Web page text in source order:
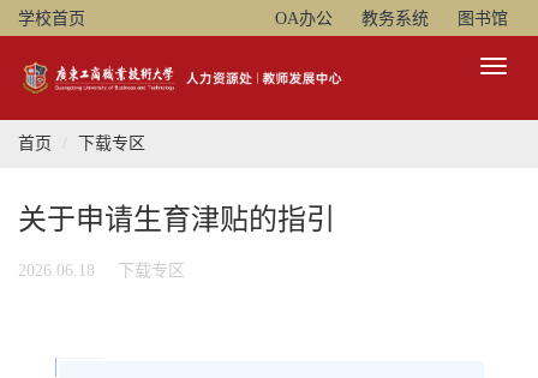
学校首页 OA办公 教务系统 图书馆
Toggle
首页 下载专区
关于申请生育津贴的指引
2026.06.18 下载专区